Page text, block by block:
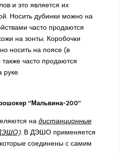
и это является их
Носить дубинки можно на
часто продаются
на зонты. Коробочки
носить на поясе (в
также часто продаются
руке.
"Мальвина-200"
на дистанционные
. В ДЭШО применяется
соединены с самим